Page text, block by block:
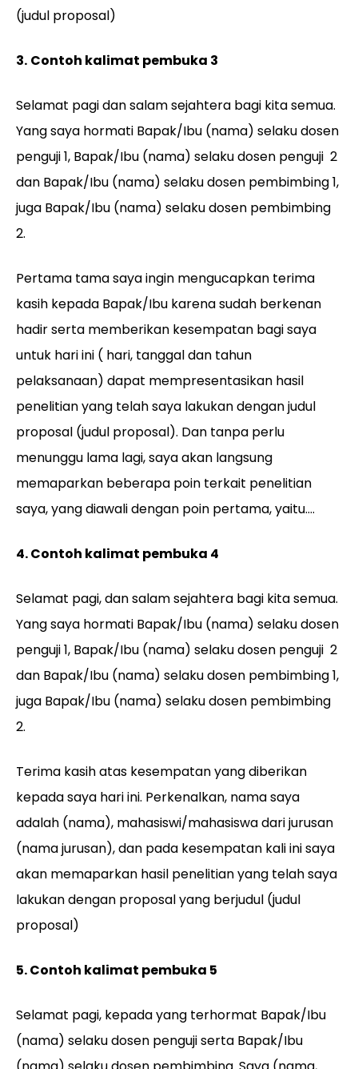
(judul proposal)
3. Contoh kalimat pembuka 3
Selamat pagi dan salam sejahtera bagi kita semua.
Yang saya hormati Bapak/Ibu (nama) selaku dosen
penguji 1, Bapak/Ibu (nama) selaku dosen penguji 2
dan Bapak/Ibu (nama) selaku dosen pembimbing 1,
juga Bapak/Ibu (nama) selaku dosen pembimbing
2.
Pertama tama saya ingin mengucapkan terima
kasih kepada Bapak/Ibu karena sudah berkenan
hadir serta memberikan kesempatan bagi saya
untuk hari ini ( hari, tanggal dan tahun
pelaksanaan) dapat mempresentasikan hasil
penelitian yang telah saya lakukan dengan judul
proposal (judul proposal). Dan tanpa perlu
menunggu lama lagi, saya akan langsung
memaparkan beberapa poin terkait penelitian
saya, yang diawali dengan poin pertama, yaitu….
4. Contoh kalimat pembuka 4
Selamat pagi, dan salam sejahtera bagi kita semua.
Yang saya hormati Bapak/Ibu (nama) selaku dosen
penguji 1, Bapak/Ibu (nama) selaku dosen penguji 2
dan Bapak/Ibu (nama) selaku dosen pembimbing 1,
juga Bapak/Ibu (nama) selaku dosen pembimbing
2.
Terima kasih atas kesempatan yang diberikan
kepada saya hari ini. Perkenalkan, nama saya
adalah (nama), mahasiswi/mahasiswa dari jurusan
(nama jurusan), dan pada kesempatan kali ini saya
akan memaparkan hasil penelitian yang telah saya
lakukan dengan proposal yang berjudul (judul
proposal)
5. Contoh kalimat pembuka 5
Selamat pagi, kepada yang terhormat Bapak/Ibu
(nama) selaku dosen penguji serta Bapak/Ibu